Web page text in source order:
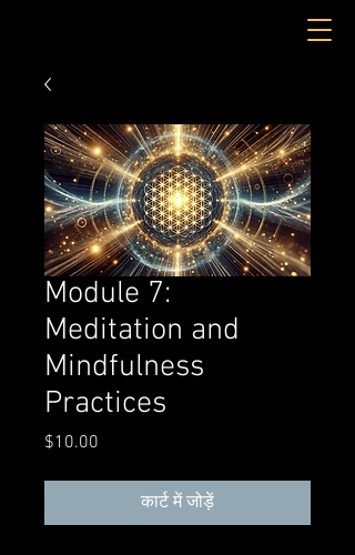
Module 7:
Meditation and
Mindfulness
Practices
$10.00
कार्ट में जोड़ें